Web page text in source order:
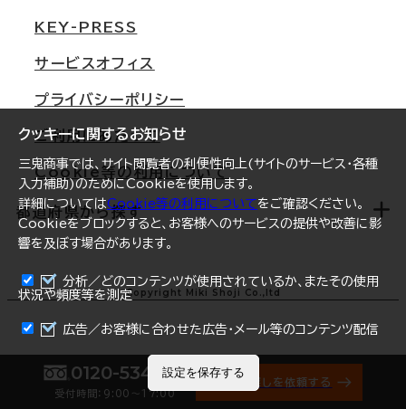
まとめて資料請求
0120-534-011
受付時間：9:00〜17:00
オフィス探しを依頼する
クッキーに関するお知らせ
三鬼商事では、サイト閲覧者の利便性向上(サイトのサービス・各種
入力補助)のためにCookieを使用します。
詳細についてはCookie等の利用についてをご確認ください。
Cookieをブロックすると、お客様へのサービスの提供や改善に影
響を及ぼす場合があります。
分析／どのコンテンツが使用されているか、またその使用
状況や頻度等を測定
広告／お客様に合わせた広告・メール等のコンテンツ配信
設定を保存する
大阪
名古屋
札幌
仙台
横浜
福岡
オフィスリポート
ログイン
KEY-PRESS
サービスオフィス
プライバシーポリシー
ご利用にあたって
Cookie等の利用について
都道府県から探す
北海道
青森県
宮城県
Copyright Miki Shoji Co.,ltd